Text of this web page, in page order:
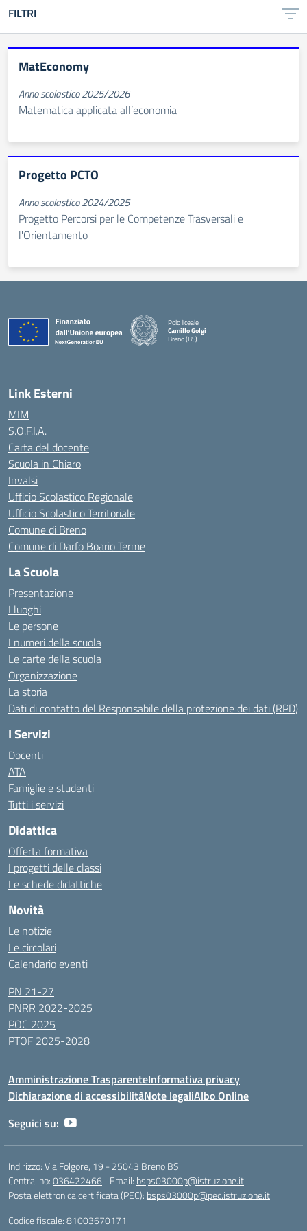
FILTRI
MatEconomy
Anno scolastico 2025/2026
Matematica applicata all’economia
Progetto PCTO
Anno scolastico 2024/2025
Progetto Percorsi per le Competenze Trasversali e
l'Orientamento
Polo liceale
Camillo Golgi
Breno (BS)
Link Esterni
MIM
S.O.F.I.A.
Carta del docente
Scuola in Chiaro
Invalsi
Ufficio Scolastico Regionale
Ufficio Scolastico Territoriale
Comune di Breno
Comune di Darfo Boario Terme
La Scuola
Presentazione
I luoghi
Le persone
I numeri della scuola
Le carte della scuola
Organizzazione
La storia
Dati di contatto del Responsabile della protezione dei dati (RPD)
I Servizi
Docenti
ATA
Famiglie e studenti
Tutti i servizi
Didattica
Offerta formativa
I progetti delle classi
Le schede didattiche
Novità
Le notizie
Le circolari
Calendario eventi
PN 21-27
PNRR 2022-2025
POC 2025
PTOF 2025-2028
Amministrazione TrasparenteInformativa privacy
Dichiarazione di accessibilitàNote legaliAlbo Online
Seguici su:
Indirizzo:Via Folgore, 19 - 25043 Breno BS
Centralino:036422466 Email: bsps03000p@istruzione.it
Posta elettronica certificata (PEC): bsps03000p@pec.istruzione.it
Codice fiscale: 81003670171